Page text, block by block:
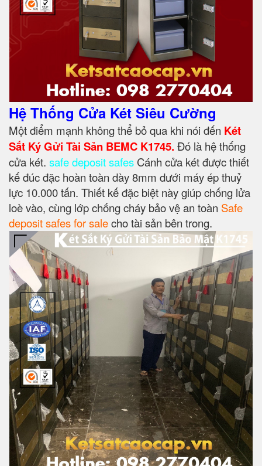
Hệ Thống Cửa Két Siêu Cường
Một điểm mạnh không thể bỏ qua khi nói đến Két
Sắt Ký Gửi Tài Sản BEMC K1745. Đó là hệ thống
cửa két. safe deposit safes Cánh cửa két được thiết
kế đúc đặc hoàn toàn dày 8mm dưới máy ép thuỷ
lực 10.000 tấn. Thiết kế đặc biệt này giúp chống lửa
loè vào, cùng lớp chống cháy bảo vệ an toàn Safe
deposit safes for salecho tài sản bên trong.